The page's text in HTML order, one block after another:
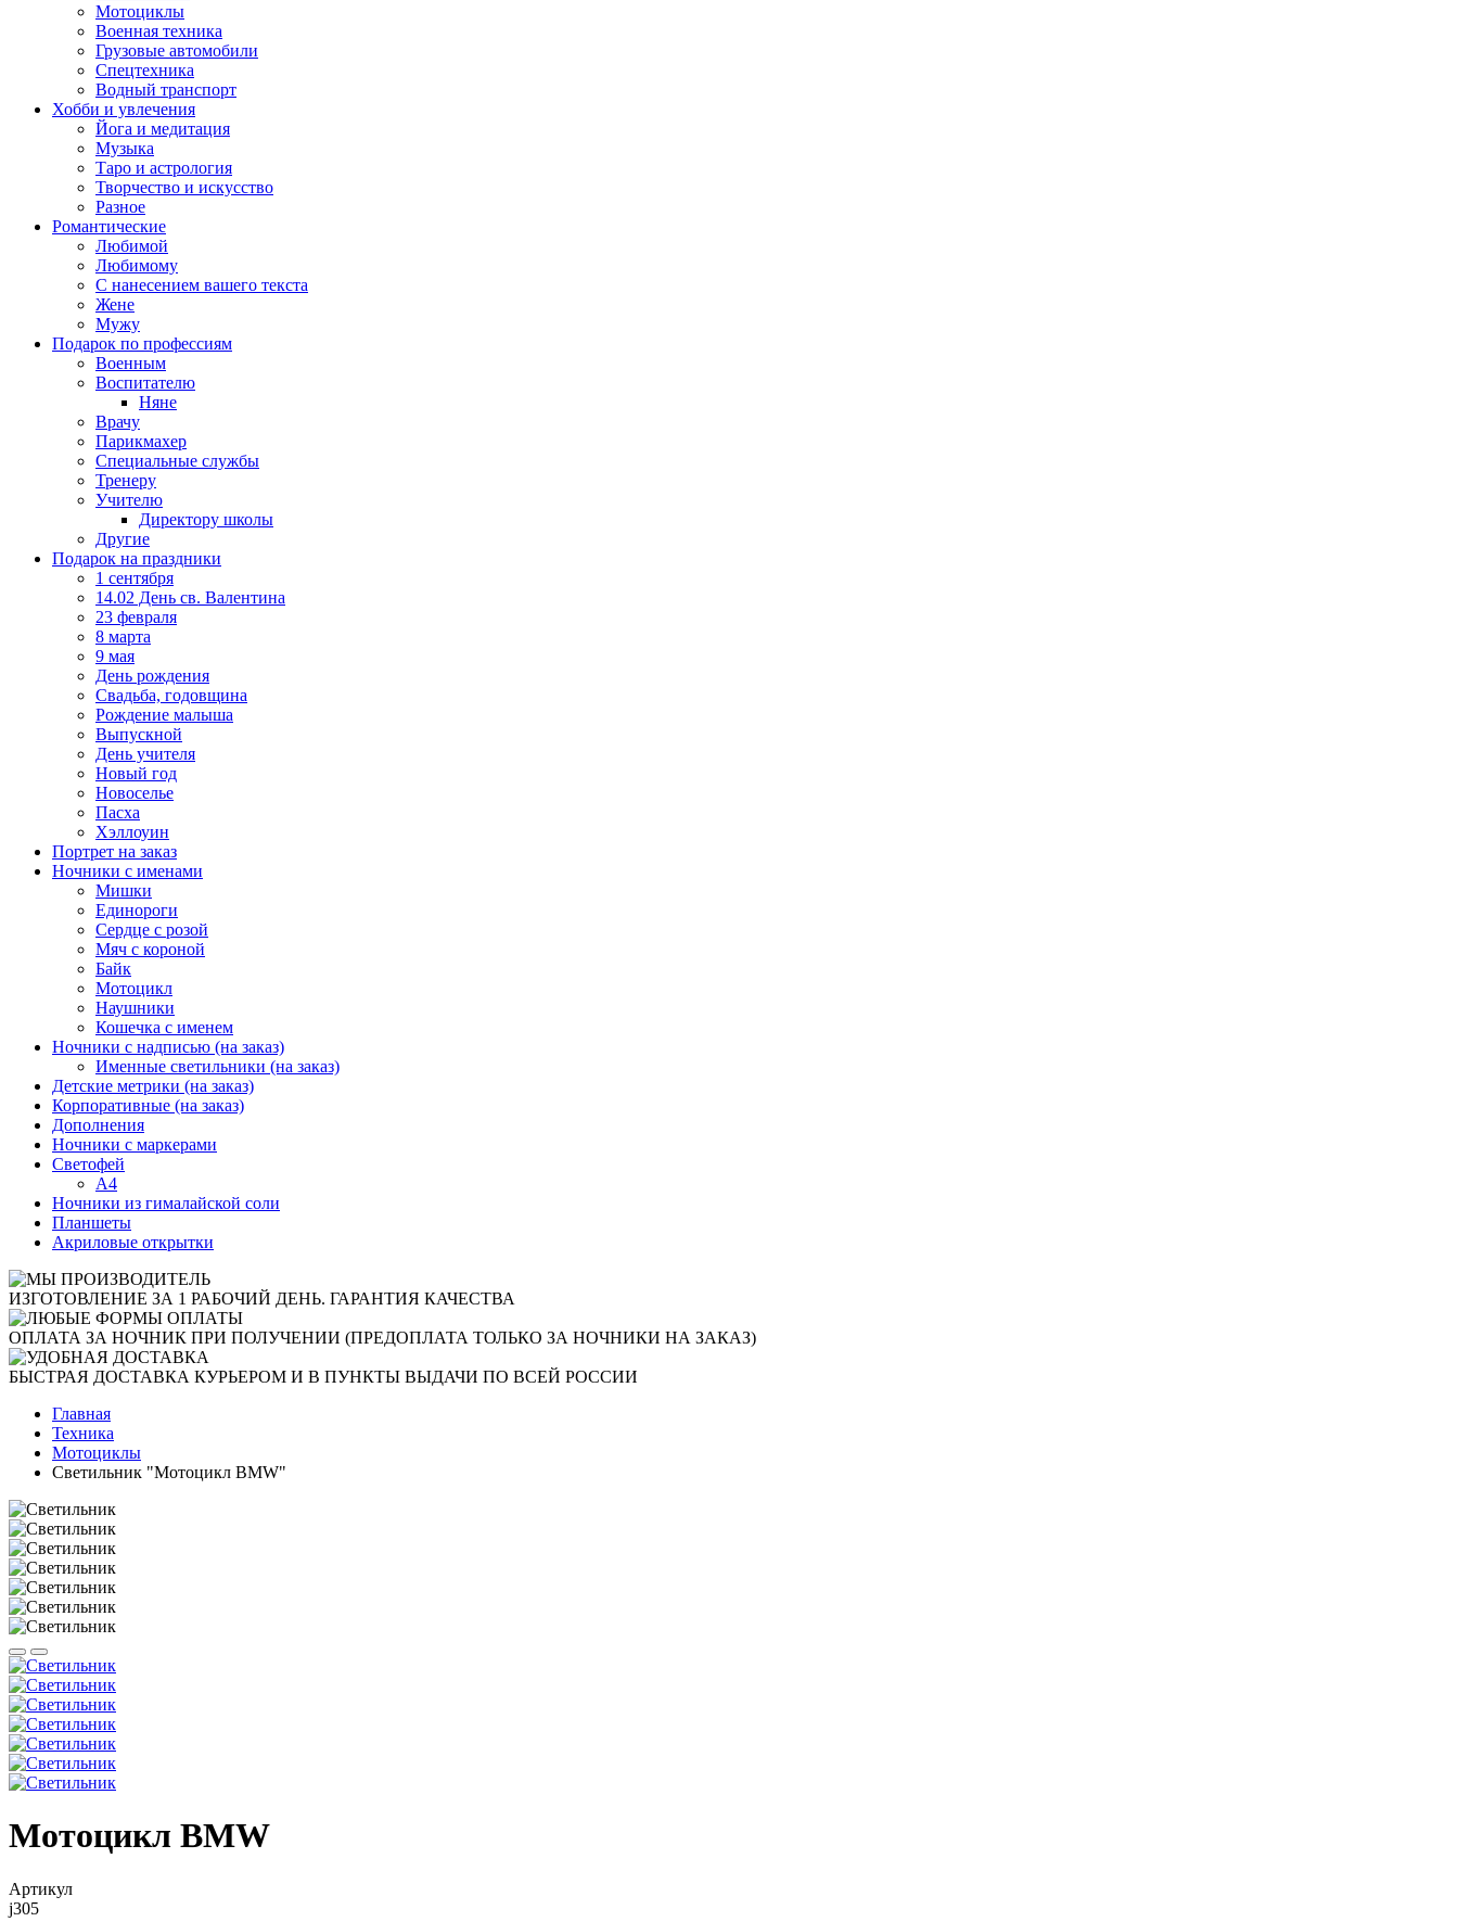
Мотоциклы
Военная техника
Грузовые автомобили
Спецтехника
Водный транспорт
Хобби и увлечения
Йога и медитация
Музыка
Таро и астрология
Творчество и искусство
Разное
Романтические
Любимой
Любимому
С нанесением вашего текста
Жене
Мужу
Подарок по профессиям
Военным
Воспитателю
Няне
Врачу
Парикмахер
Специальные службы
Тренеру
Учителю
Директору школы
Другие
Подарок на праздники
1 сентября
14.02 День св. Валентина
23 февраля
8 марта
9 мая
День рождения
Свадьба, годовщина
Рождение малыша
Выпускной
День учителя
Новый год
Новоселье
Пасха
Хэллоуин
Портрет на заказ
Ночники с именами
Мишки
Единороги
Сердце с розой
Мяч с короной
Байк
Мотоцикл
Наушники
Кошечка с именем
Ночники с надписью (на заказ)
Именные светильники (на заказ)
Детские метрики (на заказ)
Корпоративные (на заказ)
Дополнения
Ночники с маркерами
Светофей
А4
Ночники из гималайской соли
Планшеты
Акриловые открытки
ИЗГОТОВЛЕНИЕ ЗА 1 РАБОЧИЙ ДЕНЬ. ГАРАНТИЯ КАЧЕСТВА
ОПЛАТА ЗА НОЧНИК ПРИ ПОЛУЧЕНИИ (ПРЕДОПЛАТА ТОЛЬКО ЗА НОЧНИКИ НА ЗАКАЗ)
БЫСТРАЯ ДОСТАВКА КУРЬЕРОМ И В ПУНКТЫ ВЫДАЧИ ПО ВСЕЙ РОССИИ
Главная
Техника
Мотоциклы
Светильник "Мотоцикл BMW"
Мотоцикл BMW
Артикул
j305